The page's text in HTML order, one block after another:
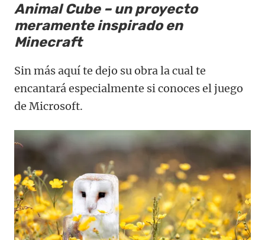
Animal Cube – un proyecto
meramente inspirado en
Minecraft
Sin más aquí te dejo su obra la cual te
encantará especialmente si conoces el juego
de Microsoft.